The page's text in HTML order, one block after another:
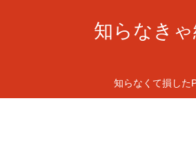
知らなき
知らなくて損した